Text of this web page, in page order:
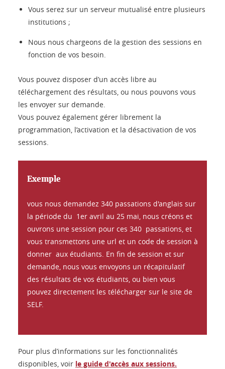
Vous serez sur un serveur mutualisé entre plusieurs
institutions ;
Nous nous chargeons de la gestion des sessions en
fonction de vos besoin.
Vous pouvez disposer d’un accès libre au
téléchargement des résultats, ou nous pouvons vous
les envoyer sur demande.
Vous pouvez également gérer librement la
programmation, l’activation et la désactivation de vos
sessions.
Exemple
vous nous demandez 340 passations d'anglais sur
la période du 1er avril au 25 mai, nous créons et
ouvrons une session pour ces 340 passations, et
vous transmettons une url et un code de session à
donner aux étudiants. En fin de session et sur
demande, nous vous envoyons un récapitulatif
des résultats de vos étudiants, ou bien vous
pouvez directement les télécharger sur le site de
SELF.
Pour plus d’informations sur les fonctionnalités
disponibles, voir le guide d'accès aux sessions.